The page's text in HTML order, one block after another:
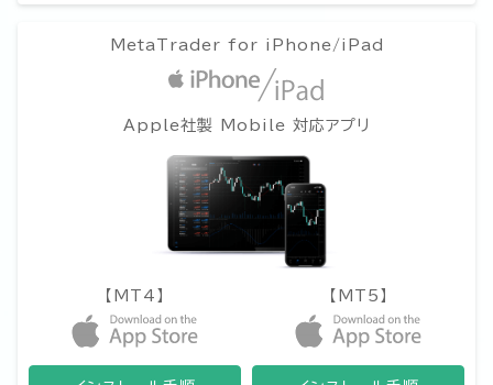
MetaTrader for iPhone/iPad
Apple社製 Mobile 対応アプリ
【MT4】 【MT5】